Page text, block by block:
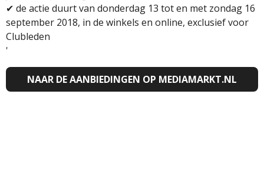
✔ de actie duurt van donderdag 13 tot en met zondag 16
september 2018, in de winkels en online, exclusief voor
Clubleden
'
NAAR DE AANBIEDINGEN OP MEDIAMARKT.NL